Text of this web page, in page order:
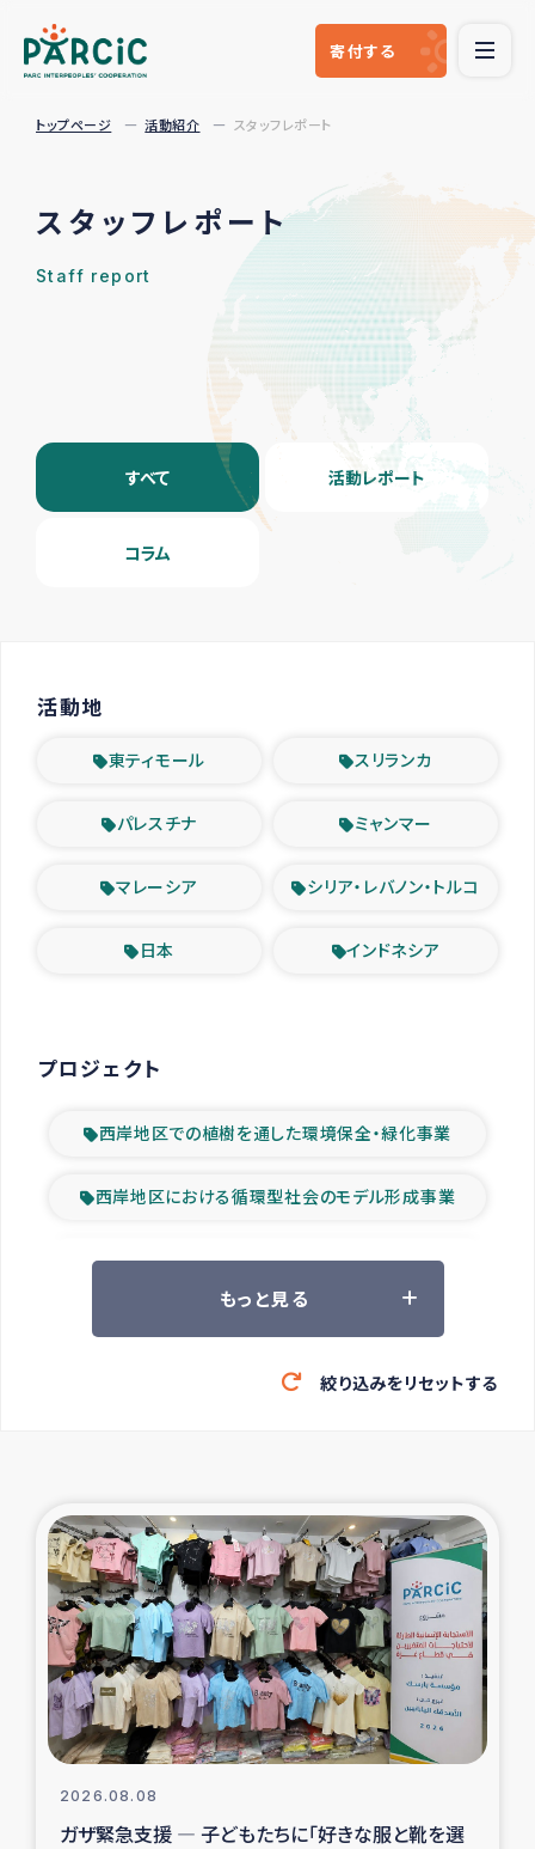
寄付する
トップページ 活動紹介 スタッフレポート
スタッフレポート
Staff report
すべて 活動レポート
コラム
活動地
東ティモール スリランカ
パレスチナ ミャンマー
マレーシア シリア・レバノン・トルコ
日本 インドネシア
プロジェクト
西岸地区での植樹を通した環境保全・緑化事業
西岸地区における循環型社会のモデル形成事業
ツアー参加者の声
緊急救援の時代
東ティモール豪雨緊急支援
大雨による洪水被災者支援
カカオ生産者支援事業
シリア国内避難民・帰還民の生活再建支援
トルコにおけるシリア難民支援事業
インドネシア中部 スラウェシの地震・津波被災者支援
もっと見る
絞り込みをリセットする
2026.08.08
ガザ緊急支援 ― 子どもたちに「好きな服と靴を選